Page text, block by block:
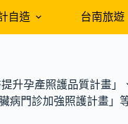
自造 台南旅遊
升孕產照護品質計畫
門診加強照護計畫」